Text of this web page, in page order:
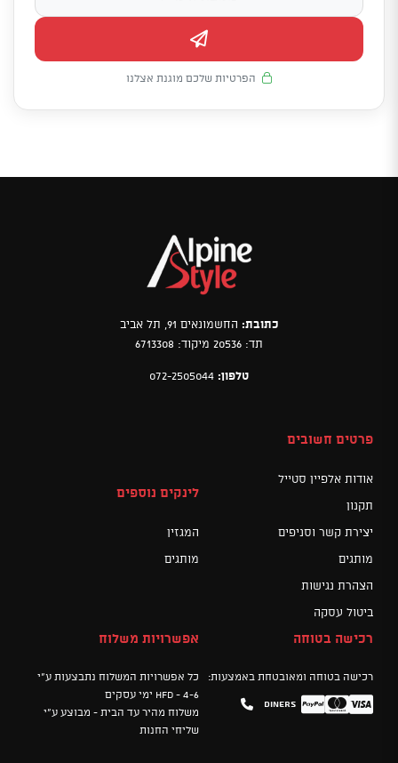
הפרטיות שלכם מוגנת אצלנו
כתובת: החשמונאים 91, תל אביב
תד: 20536 מיקוד: 6713308
טלפון: 072-2505044
פרטים חשובים
אודות אלפיין סטייל
תקנון
יצירת קשר וסניפים
מותגים
הצהרת נגישות
ביטול עסקה
לינקים נוספים
המגזין
מותגים
רכישה בטוחה
רכישה בטוחה ומאובטחת באמצעות:
Visa
Mastercard
PayPal
Diners
אפשרויות משלוח
כל אפשרויות המשלוח נתבצעות ע"י
HFD - 4-6 ימי עסקים
משלוח מהיר עד הבית - מבוצע ע"י
שליחי החנות